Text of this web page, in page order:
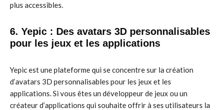
plus accessibles.
6. Yepic : Des avatars 3D personnalisables
pour les jeux et les applications
Yepic est une plateforme qui se concentre sur la création
d’avatars 3D personnalisables pour les jeux et les
applications. Si vous êtes un développeur de jeux ou un
créateur d’applications qui souhaite offrir à ses utilisateurs la